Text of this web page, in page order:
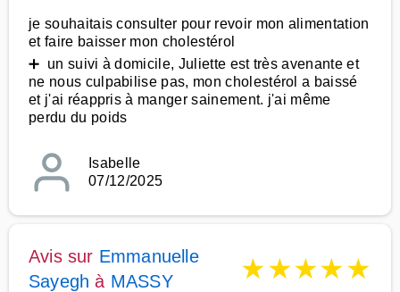
je souhaitais consulter pour revoir mon alimentation
et faire baisser mon cholestérol
➕ un suivi à domicile, Juliette est très avenante et
ne nous culpabilise pas, mon cholestérol a baissé
et j'ai réappris à manger sainement. j'ai même
perdu du poids
Isabelle
07/12/2025
Avis sur Emmanuelle
Sayegh à MASSY ★★★★★